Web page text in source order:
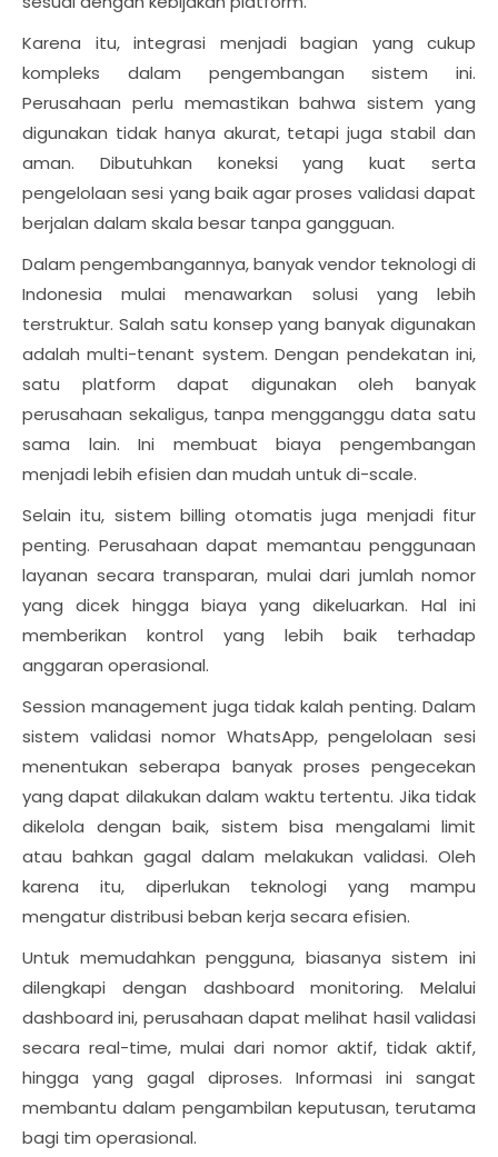
Karena itu, integrasi menjadi bagian yang cukup
kompleks dalam pengembangan sistem ini.
Perusahaan perlu memastikan bahwa sistem yang
digunakan tidak hanya akurat, tetapi juga stabil dan
aman. Dibutuhkan koneksi yang kuat serta
pengelolaan sesi yang baik agar proses validasi dapat
berjalan dalam skala besar tanpa gangguan.
Dalam pengembangannya, banyak vendor teknologi di
Indonesia mulai menawarkan solusi yang lebih
terstruktur. Salah satu konsep yang banyak digunakan
adalah multi-tenant system. Dengan pendekatan ini,
satu platform dapat digunakan oleh banyak
perusahaan sekaligus, tanpa mengganggu data satu
sama lain. Ini membuat biaya pengembangan
menjadi lebih efisien dan mudah untuk di-scale.
Selain itu, sistem billing otomatis juga menjadi fitur
penting. Perusahaan dapat memantau penggunaan
layanan secara transparan, mulai dari jumlah nomor
yang dicek hingga biaya yang dikeluarkan. Hal ini
memberikan kontrol yang lebih baik terhadap
anggaran operasional.
Session management juga tidak kalah penting. Dalam
sistem validasi nomor WhatsApp, pengelolaan sesi
menentukan seberapa banyak proses pengecekan
yang dapat dilakukan dalam waktu tertentu. Jika tidak
dikelola dengan baik, sistem bisa mengalami limit
atau bahkan gagal dalam melakukan validasi. Oleh
karena itu, diperlukan teknologi yang mampu
mengatur distribusi beban kerja secara efisien.
Untuk memudahkan pengguna, biasanya sistem ini
dilengkapi dengan dashboard monitoring. Melalui
dashboard ini, perusahaan dapat melihat hasil validasi
secara real-time, mulai dari nomor aktif, tidak aktif,
hingga yang gagal diproses. Informasi ini sangat
membantu dalam pengambilan keputusan, terutama
bagi tim operasional.